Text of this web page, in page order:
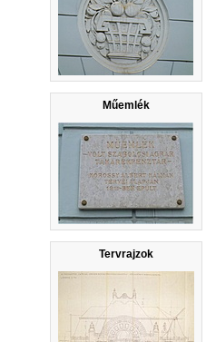
Műemlék
Tervrajzok